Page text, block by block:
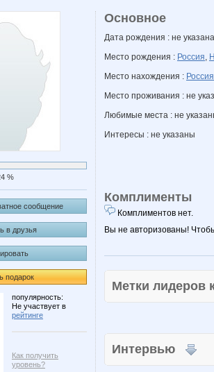
%
сообщение
в друзья
подарок
популярность:
Не участвует в
рейтинге
Как получить
уровень?
Основное
Дата рождения : не указана
Место рождения : Россия,
Место нахождения : Россия
Место проживания : не
Любимые места : не
Интересы : не указаны
Комплименты
Комплиментов нет.
Вы не авторизованы!
Метки
Интервью